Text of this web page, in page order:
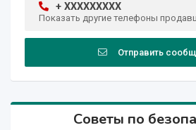
+ XXXXXXXXX
Показать другие телефоны
Отправить
Советы по